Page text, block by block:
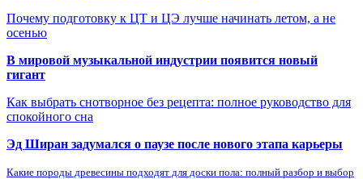
Почему подготовку к ЦТ и ЦЭ лучше начинать летом, а не
осенью
В мировой музыкальной индустрии появится новый
гигант
Как выбрать снотворное без рецепта: полное руководство для
спокойного сна
Эд Ширан задумался о паузе после нового этапа карьеры
Какие породы древесины подходят для доски пола: полный разбор и выбор